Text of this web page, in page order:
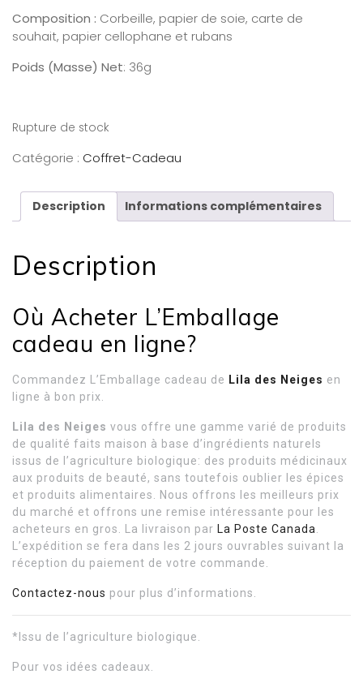
Composition : Corbeille, papier de soie, carte de
souhait, papier cellophane et rubans
Poids (Masse) Net: 36g
Rupture de stock
Catégorie : Coffret-Cadeau
Description Informations complémentaires
Description
Où Acheter L’Emballage
cadeau en ligne?
Commandez L’Emballage cadeau de Lila des Neiges en
ligne à bon prix.
Lila des Neiges vous offre une gamme varié de produits
de qualité faits maison à base d’ingrédients naturels
issus de l’agriculture biologique: des produits médicinaux
aux produits de beauté, sans toutefois oublier les épices
et produits alimentaires. Nous offrons les meilleurs prix
du marché et offrons une remise intéressante pour les
acheteurs en gros. La livraison par La Poste Canada
L’expédition se fera dans les 2 jours ouvrables suivant la
réception du paiement de votre commande.
Contactez-nous pour plus d’informations.
*Issu de l’agriculture biologique.
Pour vos idées cadeaux.